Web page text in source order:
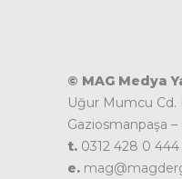
© MAG Medya
Uğur Mumcu Cd.
Gaziosmanpaşa
t. 0312 428 0 444
e.